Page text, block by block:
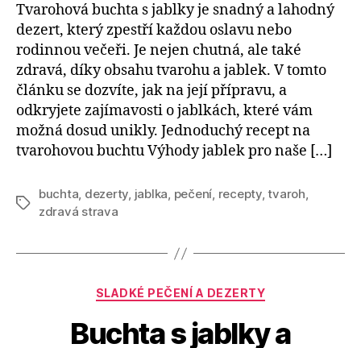
Tvarohová buchta s jablky je snadný a lahodný
dezert, který zpestří každou oslavu nebo
rodinnou večeři. Je nejen chutná, ale také
zdravá, díky obsahu tvarohu a jablek. V tomto
článku se dozvíte, jak na její přípravu, a
odkryjete zajímavosti o jablkách, které vám
možná dosud unikly. Jednoduchý recept na
tvarohovou buchtu Výhody jablek pro naše […]
Štítky
buchta, dezerty, jablka, pečení, recepty,tvaroh,
zdravá strava
Rubriky
SLADKÉ PEČENÍ A DEZERTY
Buchta s jablky a